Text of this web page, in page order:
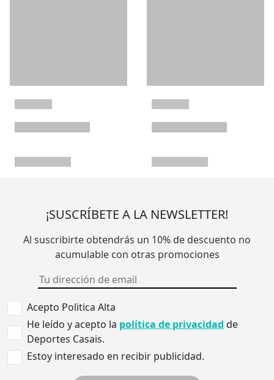
¡SUSCRÍBETE A LA NEWSLETTER!
Al suscribirte obtendrás un 10% de descuento no
acumulable con otras promociones
Acepto Politica Alta
He leído y acepto la política de privacidad de
Deportes Casais.
Estoy interesado en recibir publicidad.